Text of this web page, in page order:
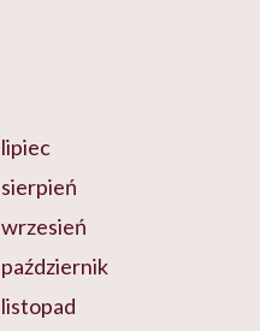
lipiec
sierpień
wrzesień
październik
listopad